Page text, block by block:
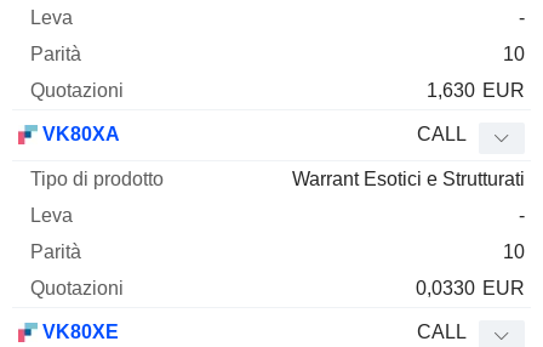
-
10
1,630 EUR
VK80XA CALL
Warrant Esotici e Strutturati
-
10
0,0330 EUR
VK80XE CALL